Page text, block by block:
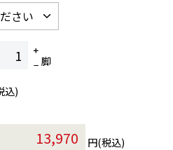
脚
込)
円(税込)